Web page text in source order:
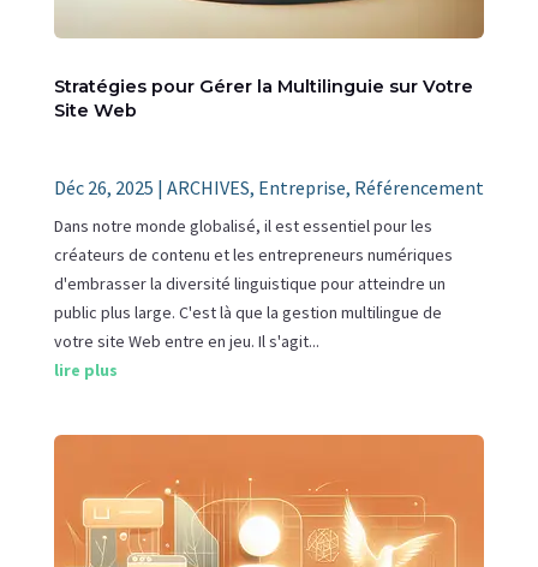
Stratégies pour Gérer la Multilinguie sur Votre
Site Web
Déc 26, 2025 | ARCHIVES, Entreprise, Référencement
Dans notre monde globalisé, il est essentiel pour les
créateurs de contenu et les entrepreneurs numériques
d'embrasser la diversité linguistique pour atteindre un
public plus large. C'est là que la gestion multilingue de
votre site Web entre en jeu. Il s'agit...
lire plus